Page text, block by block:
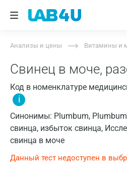
Анализы и цены Витамины и
Свинец в моче,
Код в номенклатуре
i
Синонимы: Plumbum, Plumbum
свинца, избыток свинца,
свинца в моче
Данный тест недоступен в